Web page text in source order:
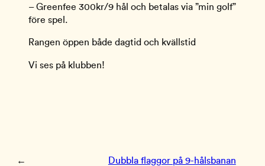
– Greenfee 300kr/9 hål och betalas via ”min golf”
före spel.
Rangen öppen både dagtid och kvällstid
Vi ses på klubben!
←
Dubbla flaggor på 9-hålsbanan